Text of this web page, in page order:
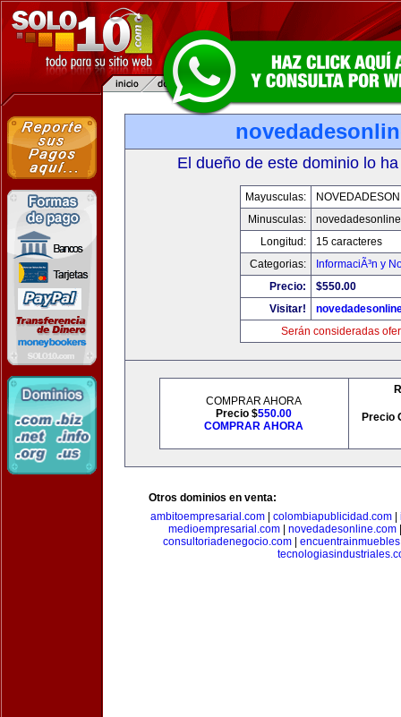
El dueño de este dominio lo
Mayusculas:
Minusculas:
Longitud:
15 caracteres
Categorias:
InformaciÃ³n y
Precio:
$550.00
Visitar!
Serán consideradas
COMPRAR AHORA
Precio $550.00
COMPRAR AHORA
Precio
Otros dominios en venta:
ambitoempresarial.com| colombiapublicidad.com|
medioempresarial.com| novedadesonline.com
consultoriadenegocio.com|